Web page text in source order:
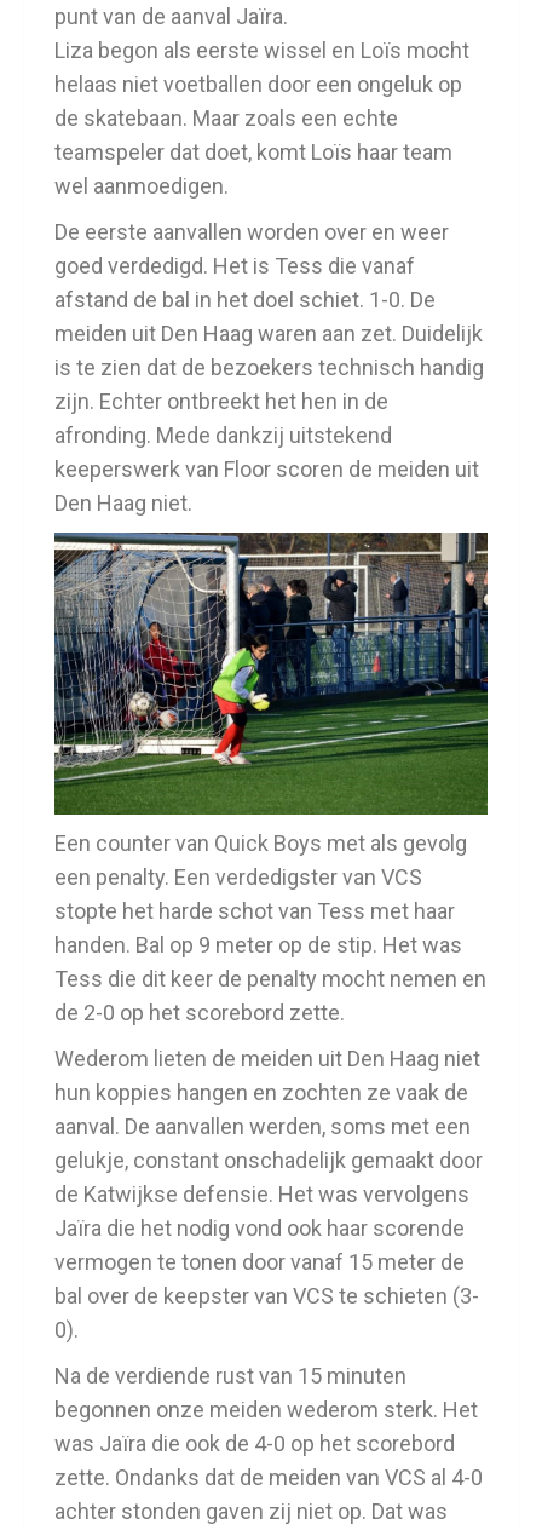
punt van de aanval Jaïra.
Liza begon als eerste wissel en Loïs mocht
helaas niet voetballen door een ongeluk op
de skatebaan. Maar zoals een echte
teamspeler dat doet, komt Loïs haar team
wel aanmoedigen.
De eerste aanvallen worden over en weer
goed verdedigd. Het is Tess die vanaf
afstand de bal in het doel schiet. 1-0. De
meiden uit Den Haag waren aan zet. Duidelijk
is te zien dat de bezoekers technisch handig
zijn. Echter ontbreekt het hen in de
afronding. Mede dankzij uitstekend
keeperswerk van Floor scoren de meiden uit
Den Haag niet.
Een counter van Quick Boys met als gevolg
een penalty. Een verdedigster van VCS
stopte het harde schot van Tess met haar
handen. Bal op 9 meter op de stip. Het was
Tess die dit keer de penalty mocht nemen en
de 2-0 op het scorebord zette.
Wederom lieten de meiden uit Den Haag niet
hun koppies hangen en zochten ze vaak de
aanval. De aanvallen werden, soms met een
gelukje, constant onschadelijk gemaakt door
de Katwijkse defensie. Het was vervolgens
Jaïra die het nodig vond ook haar scorende
vermogen te tonen door vanaf 15 meter de
bal over de keepster van VCS te schieten (3-
0).
Na de verdiende rust van 15 minuten
begonnen onze meiden wederom sterk. Het
was Jaïra die ook de 4-0 op het scorebord
zette. Ondanks dat de meiden van VCS al 4-0
achter stonden gaven zij niet op. Dat was